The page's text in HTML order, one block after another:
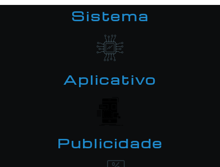
Sistema
Aplicativo
Publicidade